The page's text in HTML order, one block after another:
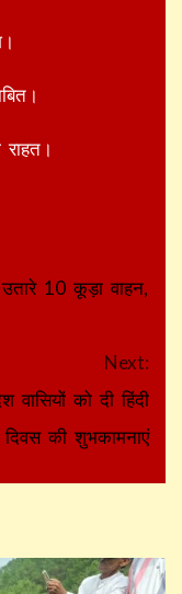
10 कूड़ा वाहन,
Next:
को दी हिंदी
दिवस की शुभकामनाएं